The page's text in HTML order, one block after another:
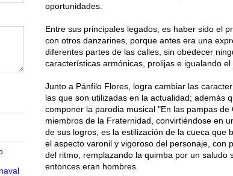
oportunidades.
Entre sus principales legados, es haber sido el
con otros danzarines, porque antes era una
diferentes partes de las calles, sin obedecer
características armónicas, prolijas e igualando
Junto a Pánfilo Flores, logra cambiar las
las que son utilizadas en la actualidad; además
componer la parodia musical "En las pampas
miembros de la Fraternidad, convirtiéndose en
de sus logros, es la estilización de la cueca que
el aspecto varonil y vigoroso del personaje, con
del ritmo, remplazando la quimba por un
entonces eran hombres.